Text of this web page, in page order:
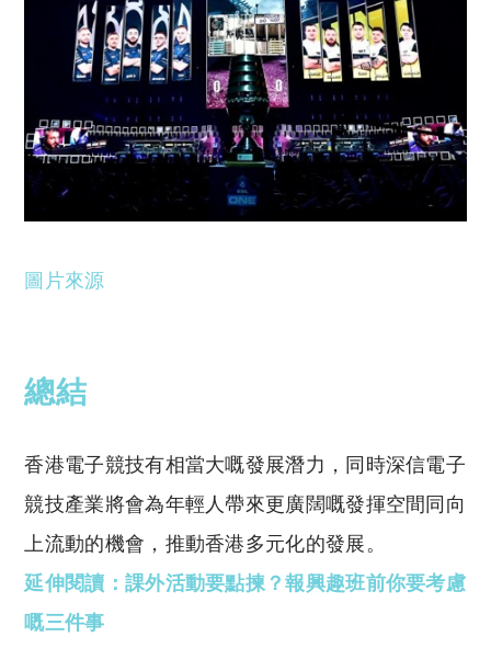
圖片來源
總結
香港電子競技有相當大嘅發展潛力，同時深信電子
競技產業將會為年輕人帶來更廣闊嘅發揮空間同向
上流動的機會，推動香港多元化的發展。
延伸閱讀：課外活動要點揀？報興趣班前你要考慮
嘅三件事